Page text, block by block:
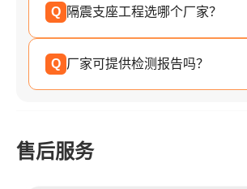
Q 隔震支座工程选哪个厂家？
Q 厂家可提供检测报告吗？
售后服务